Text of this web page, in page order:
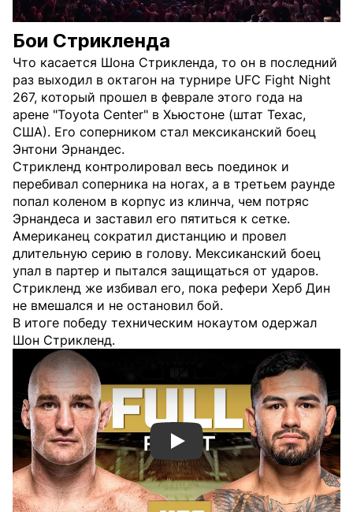
Бои Стрикленда
Что касается Шона Стрикленда, то он в последний
раз выходил в октагон на турнире UFC Fight Night
267, который прошел в феврале этого года на
арене "Toyota Center" в Хьюстоне (штат Техас,
США). Его соперником стал мексиканский боец
Энтони Эрнандес.
Стрикленд контролировал весь поединок и
перебивал соперника на ногах, а в третьем раунде
попал коленом в корпус из клинча, чем потряс
Эрнандеса и заставил его пятиться к сетке.
Американец сократил дистанцию и провел
длительную серию в голову. Мексиканский боец
упал в партер и пытался защищаться от ударов.
Стрикленд же избивал его, пока рефери Херб Дин
не вмешался и не остановил бой.
В итоге победу техническим нокаутом одержал
Шон Стрикленд.
Смотреть видео YouTube